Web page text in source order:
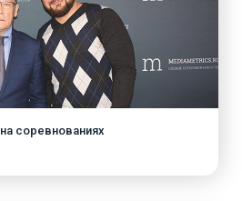
соревнованиях